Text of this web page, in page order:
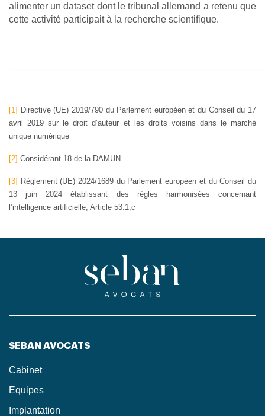
alimenter un dataset dont le tribunal allemand a retenu que
cette activité participait à la recherche scientifique.
[1] Directive (UE) 2019/790 du Parlement européen et du Conseil du 17
avril 2019 sur le droit d’auteur et les droits voisins dans le marché
unique numérique
[2] Considérant 18 de la DAMUN
[3] Règlement (UE) 2024/1689 du Parlement européen et du Conseil du
13 juin 2024 établissant des règles harmonisées concernant
l’intelligence artificielle, Article 53.1,c
SEBAN AVOCATS
Cabinet
Equipes
Implantation